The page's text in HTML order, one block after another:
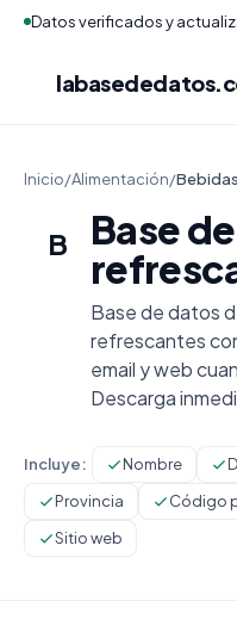
labasededatos
Inicio/Alimentación/
B
Base
Base de datos
refrescantes
email y web
Descarga
Incluye: Nombre
Provincia
Código
Sitio web